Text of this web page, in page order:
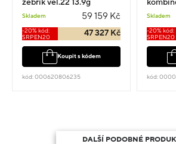
žebřík vel.22 13.9g
Skladem 59 159 Kč
-20% kód:
SRPEN20
47 327 Kč
Koupit s kódem
kód: 000620806235
rytým
Skladem
-20% kód:
SRPEN20
kód:
DALŠÍ PODOBNÉ